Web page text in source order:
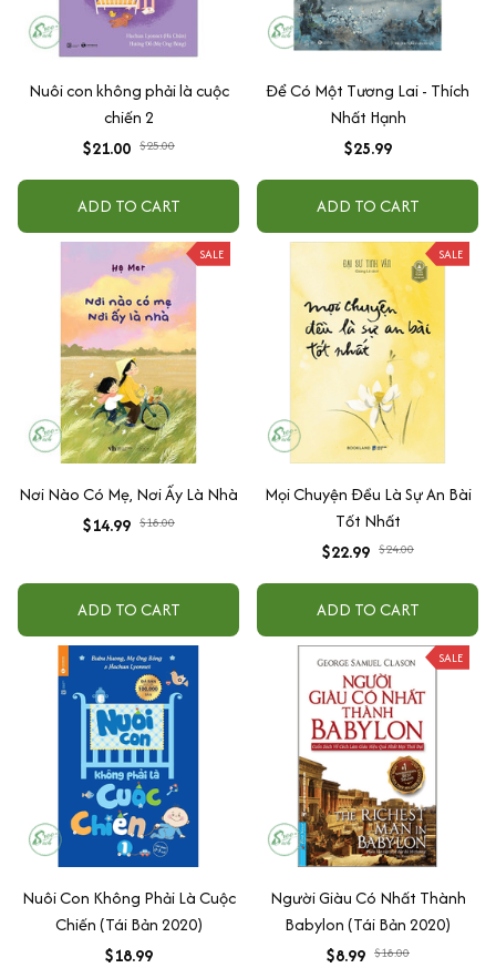
Nuôi con không phải là cuộc
chiến 2
$21.00 $25.00
ADD TO CART
Để Có Một Tương Lai - Thích
Nhất Hạnh
$25.99
ADD TO CART
SALE
Nơi Nào Có Mẹ, Nơi Ấy Là Nhà
$14.99 $18.00
ADD TO CART
SALE
Mọi Chuyện Đều Là Sự An Bài
Tốt Nhất
$22.99 $24.00
ADD TO CART
Nuôi Con Không Phải Là Cuộc
Chiến (Tái Bản 2020)
$18.99
SALE
Người Giàu Có Nhất Thành
Babylon (Tái Bản 2020)
$8.99 $18.00